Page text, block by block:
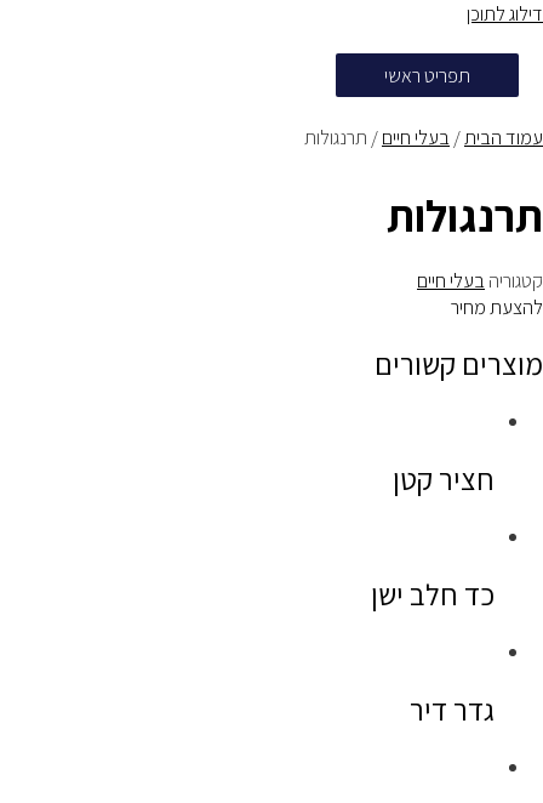
דילוג לתוכן
תפריט ראשי
עמוד הבית/בעלי חיים/ תרנגולות
תרנגולות
קטגוריהבעלי חיים
להצעת מחיר
מוצרים קשורים
חציר קטן
כד חלב ישן
גדר דיר